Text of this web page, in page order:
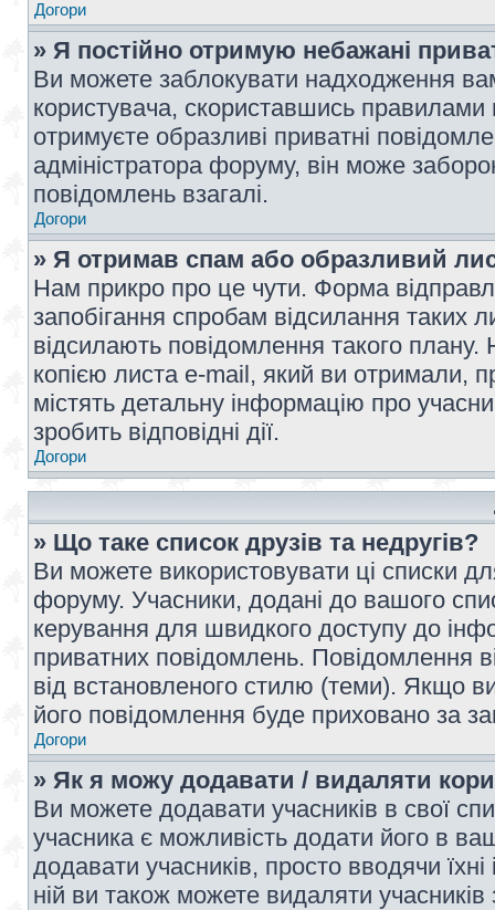
Догори
» Я постійно отримую небажані
Ви можете заблокувати надходження
користувача, скориставшись
отримуєте образливі приватні
адміністратора форуму, він може
повідомлень взагалі.
Догори
» Я отримав спам або образливий
Нам прикро про це чути. Форма
запобігання спробам відсилання таких
відсилають повідомлення такого
копією листа e-mail, який ви отримали,
містять детальну інформацію про
зробить відповідні дії.
Догори
» Що таке список друзів та недругів?
Ви можете використовувати ці списки
форуму. Учасники, додані до вашого
керування для швидкого доступу до
приватних повідомлень. Повідомлення
від встановленого стилю (теми). Якщо
його повідомлення буде приховано за
Догори
» Як я можу додавати / видаляти
Ви можете додавати учасників в свої
учасника є можливість додати його в
додавати учасників, просто вводячи
ній ви також можете видаляти учасників